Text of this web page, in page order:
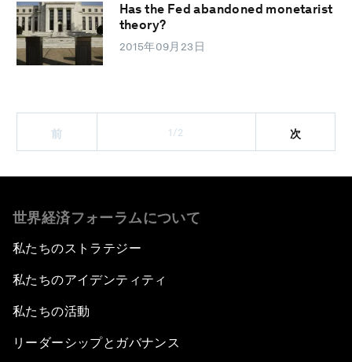
Has the Fed abandoned monetarist
theory?
2015年09月23日
前 1/2 次
世界経済フォーラムについて
私たちのストラテジー
私たちのアイデンティティ
私たちの活動
リーダーシップとガバナンス